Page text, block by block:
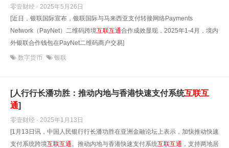
零壹财经 · 2025年5月26日
[近日，银联国际宣布，银联国际与马来西亚支付转接网络Payments
Network（PayNet）二维码跨境互联互通合作成效显现，2025年1-4月，境内
外银联合作钱包在PayNet二维码商户交易]
数字货币 银联
[人行行长潘功胜：推动内地与香港快速支付系统互联互
通]
零壹财经 · 2025年1月13日
[1月13日讯，中国人民银行行长潘功胜在亚洲金融论坛上表示，加快推动快速
支付系统跨境互联互通。推动内地与香港快速支付系统互联互通 ，支持两地居